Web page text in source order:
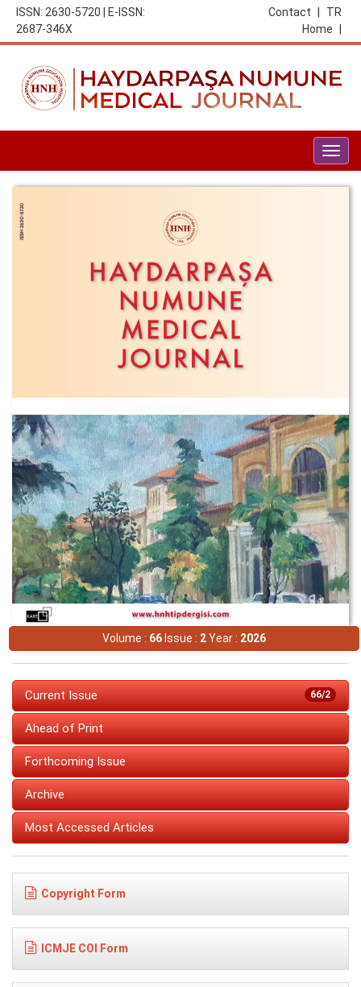
ISSN: 2630-5720 | E-ISSN:
2687-346X
TR
Contact
Home
Volume : 66Issue : 2Year : 2026
66/2
Current Issue
Ahead of Print
Forthcoming Issue
Archive
Most Accessed Articles
Copyright Form
ICMJE COI Form